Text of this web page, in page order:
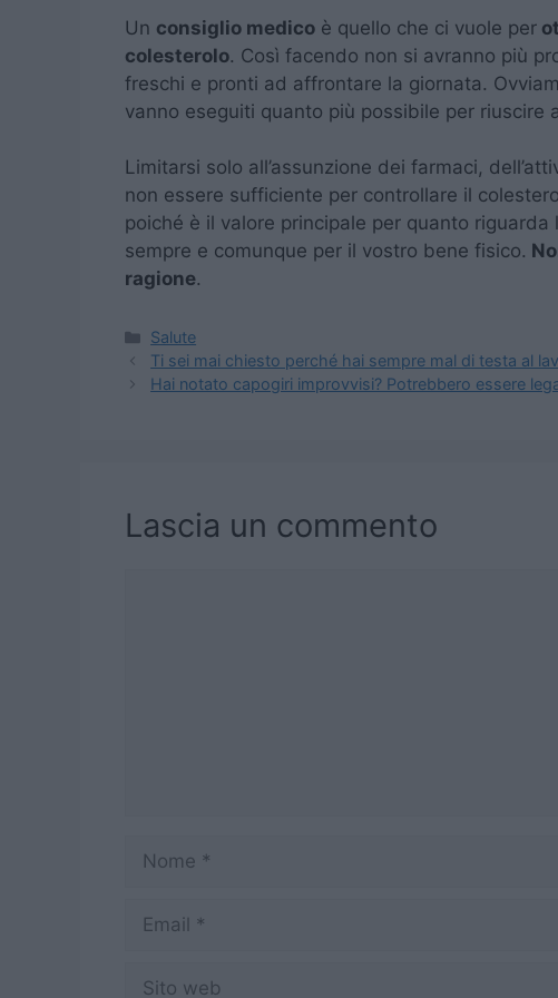
Un consiglio medico è quello che ci vuole per
colesterolo. Così facendo non si avranno più
freschi e pronti ad affrontare la giornata.
vanno eseguiti quanto più possibile per riuscire
Limitarsi solo all’assunzione dei farmaci,
non essere sufficiente per controllare il
poiché è il valore principale per quanto
sempre e comunque per il vostro bene fisico.
ragione.
Categorie
Salute
Ti sei mai chiesto perché hai sempre mal di testa al
Hai notato capogiri improvvisi? Potrebbero essere
Lascia un commento